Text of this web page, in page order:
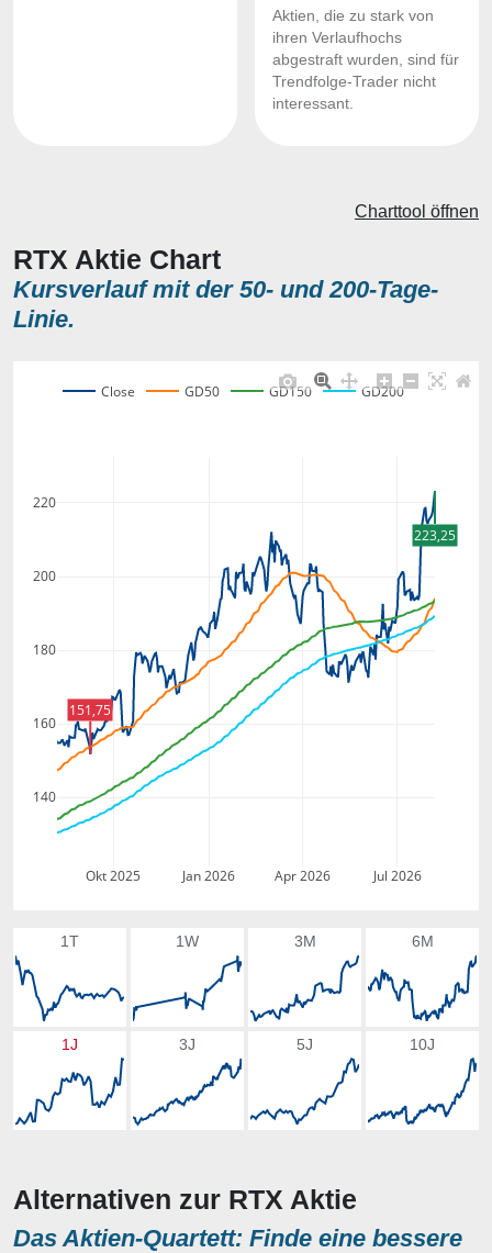
Aktien, die zu stark von
ihren Verlaufhochs
abgestraft wurden, sind für
Trendfolge-Trader nicht
interessant.
RTX Aktie Chart
Kursverlauf mit der 50- und 200-Tage-
Linie.
Charttool öffnen
Okt 2025 Jan 2026 Apr 2026 Jul 2026
140
160
180
200
220
Close GD50 GD150 GD200
223,25
151,75
1T 1W 3M 6M
1J 3J 5J 10J
Alternativen zur RTX Aktie
Das Aktien-Quartett: Finde eine bessere